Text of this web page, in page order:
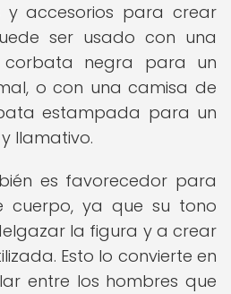
y accesorios para crear
ser usado con una
negra para un
o con una camisa de
estampada para un
llamativo.
es favorecedor para
cuerpo, ya que su tono
la figura y a crear
Esto lo convierte en
entre los hombres que